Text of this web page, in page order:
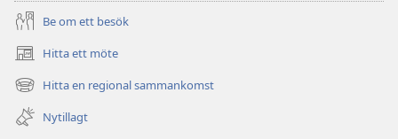
Be om ett besök
Hitta ett möte
(öppnar
nytt
fönster)
Hitta en regional sammankomst
(öppnar
nytt
fönster)
Nytillagt